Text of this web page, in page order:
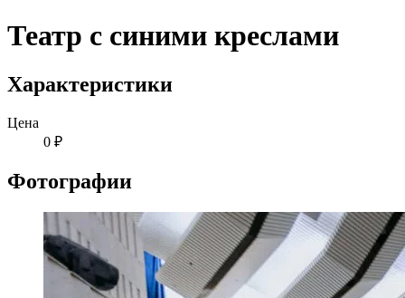
Театр с синими креслами
Характеристики
Цена
0 ₽
Фотографии